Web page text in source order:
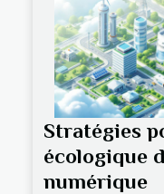
Stratégies
écologique
numérique